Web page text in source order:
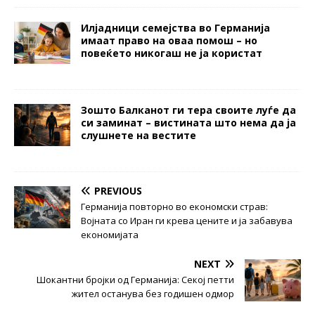
Илјадници семејства во Германија
имаат право на оваа помош – но
повеќето никогаш не ја користат
Зошто Балканот ги тера своите луѓе да
си заминат – вистината што нема да ја
слушнете на вестите
PREVIOUS
Германија повторно во економски страв:
Војната со Иран ги крева цените и ја забавува
економијата
NEXT
Шокантни бројки од Германија: Секој петти
жител останува без годишен одмор